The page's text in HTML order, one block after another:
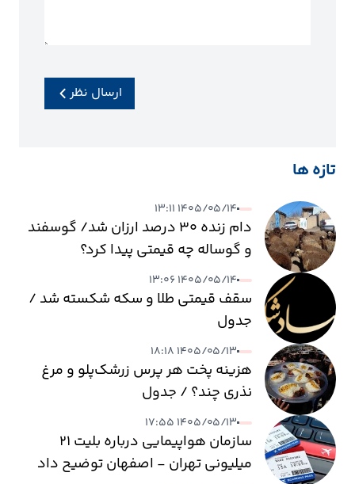
ارسال نظر
تازه ها
۱۴۰۵/۰۵/۱۴ ۱۳:۱۱
دام زنده ۳۰ درصد ارزان شد/ گوسفند
و گوساله چه قیمتی پیدا کرد؟
۱۴۰۵/۰۵/۱۴ ۱۳:۰۶
سقف قیمتی طلا و سکه شکسته شد /
جدول
۱۴۰۵/۰۵/۱۳ ۱۸:۱۸
هزینه پخت هر پرس زرشک‌پلو و مرغ
نذری چند؟ / جدول
۱۴۰۵/۰۵/۱۳ ۱۷:۵۵
سازمان هواپیمایی درباره بلیت ۲۱
میلیونی تهران - اصفهان توضیح داد